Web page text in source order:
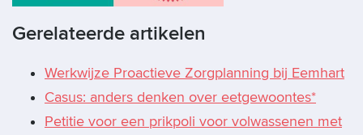
Gerelateerde artikelen
Werkwijze Proactieve Zorgplanning bij Eemhart
Casus: anders denken over eetgewoontes*
Petitie voor een prikpoli voor volwassenen met